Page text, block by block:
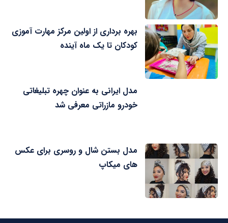
بهره برداری از اولین مرکز مهارت آموزی
کودکان تا یک ماه آینده
مدل ایرانی به عنوان چهره تبلیغاتی
خودرو مازراتی معرفی شد
مدل بستن شال و روسری برای عکس
های میکاپ